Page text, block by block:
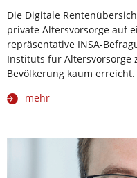
Die Digitale
private Altersvorsorge auf
repräsentative INSA-
Instituts für Altersvorsorge
Bevölkerung kaum
mehr